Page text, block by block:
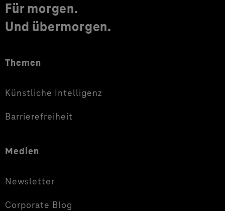
Für morgen.
Und übermorgen.
Themen
Künstliche Intelligenz
Barrierefreiheit
Medien
Newsletter
Corporate Blog